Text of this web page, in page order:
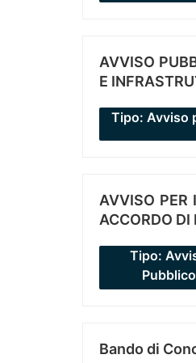
AVVISO
E
Tipo: Avviso
AVVISO PER
ACCORDO
Tipo:
Pubblico
Bando di